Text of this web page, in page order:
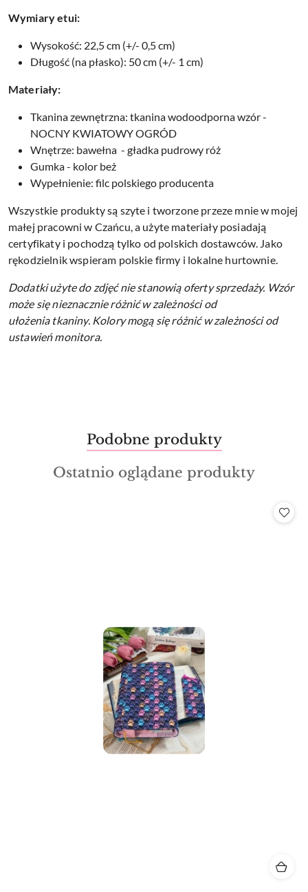
Wymiary etui:
Wysokość: 22,5 cm (+/- 0,5 cm)
Długość (na płasko): 50 cm (+/- 1 cm)
Materiały:
Tkanina zewnętrzna: tkanina wodoodporna wzór -
NOCNY KWIATOWY OGRÓD
Wnętrze: bawełna - gładka pudrowy róż
Gumka - kolor beż
Wypełnienie: filc polskiego producenta
Wszystkie produkty są szyte i tworzone przeze mnie w mojej
małej pracowni w Czańcu, a użyte materiały posiadają
certyfikaty i pochodzą tylko od polskich dostawców. Jako
rękodzielnik wspieram polskie firmy i lokalne hurtownie.
Dodatki użyte do zdjęć nie stanowią oferty sprzedaży. Wzór
może się nieznacznie różnić w zależności od
ułożenia tkaniny. Kolory mogą się różnić w zależności od
ustawień monitora.
Pomiń karuzelę produktów
Produkty
o
statusie:
Podobne produkty
Produkty
Ostatnio oglądane produkty